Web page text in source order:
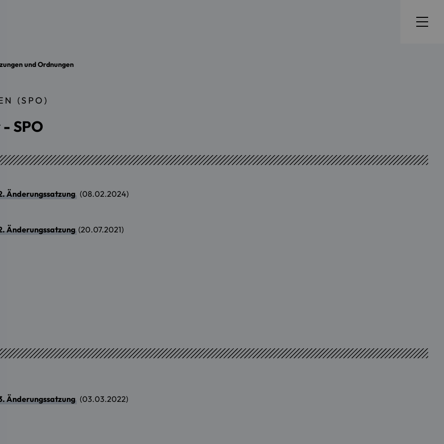
und Ordnungen
(SPO)
SPO
Änderungssatzung (08.02.2024)
Änderungssatzung (20.07.2021)
Änderungssatzung (03.03.2022)